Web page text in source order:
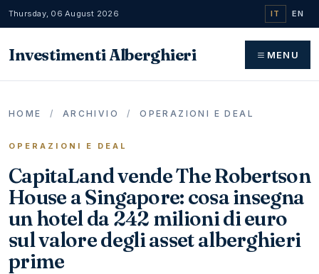
Thursday, 06 August 2026 IT EN
Investimenti Alberghieri MENU
HOME / ARCHIVIO / OPERAZIONI E DEAL
OPERAZIONI E DEAL
CapitaLand vende The Robertson
House a Singapore: cosa insegna
un hotel da 242 milioni di euro
sul valore degli asset alberghieri
prime